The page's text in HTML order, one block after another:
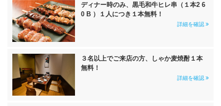
ディナー時のみ、黒毛和牛ヒレ串（１本2 6
0 B ）１人につき１本無料！
詳細を確認
３名以上でご来店の方、しゃか麦焼酎１本
無料！
詳細を確認